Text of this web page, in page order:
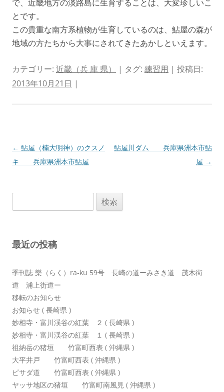
で、近畿地方の淡路島に生育することは、大変珍しいこ
とです。
この貴重な南方系植物が生育しているのは、鮎屋の森が
地域の方たちから大事にされてきたあかしといえます。
カテゴリー: 近畿（兵 庫 県） | タグ: 練習用 | 投稿日:
2013年10月21日 |
投
稿
ョ
← 鮎屋（楠大明神）のクスノ
キ 兵庫県洲本市鮎屋
鮎屋川ダム 兵庫県洲本市鮎
屋 →
索:
最近の投稿
季刊誌 樂（らく）ra-ku 59号 長崎の道ーみさき道 茂木街
道 浦上街道ー
移転のお知らせ
お知らせ ( 長崎県 )
妙相寺・富川渓谷の紅葉 ２ ( 長崎県 )
妙相寺・富川渓谷の紅葉 １ ( 長崎県 )
祖納岳の猪垣 竹富町西表 ( 沖縄県 )
大平井戸 竹富町西表 ( 沖縄県 )
ピサダ道 竹富町西表 ( 沖縄県 )
ヤッサ地区の猪垣 竹富町南風見 ( 沖縄県 )